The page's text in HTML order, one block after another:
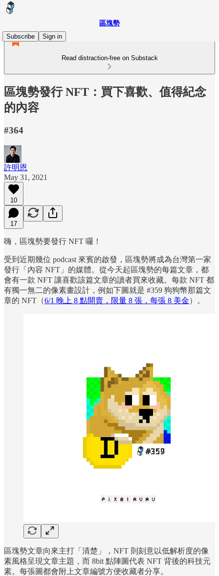
區塊勢
Subscribe
Sign in
Read distraction-free on Substack
區塊勢發行 NFT：買下喜歡、值得紀念
的內容
#364
許明恩
May 31, 2021
10
17
嗨，區塊勢要發行 NFT 囉！
受到近期幾位 podcast 來賓的啟發，區塊勢將成為台灣第一家
發行「內容 NFT」的媒體。從今天起區塊勢的每篇文章，都
會有一款 NFT 讓喜歡該篇文章的讀者買來收藏。每款 NFT 都
有獨一無二的像素畫設計，例如下圖就是 #359 狗狗幣那篇文
章的 NFT（6/1 晚上 8 點開賣，限量 8 張，每張 8 美金）。
區塊勢文章向來主打「清楚」，NFT 則刻意以低解析度的像
素風格呈現文章主題，而 8bit 點陣圖代表 NFT 背後的科技元
素。每張圖都會附上文章編號方便收藏者分享。